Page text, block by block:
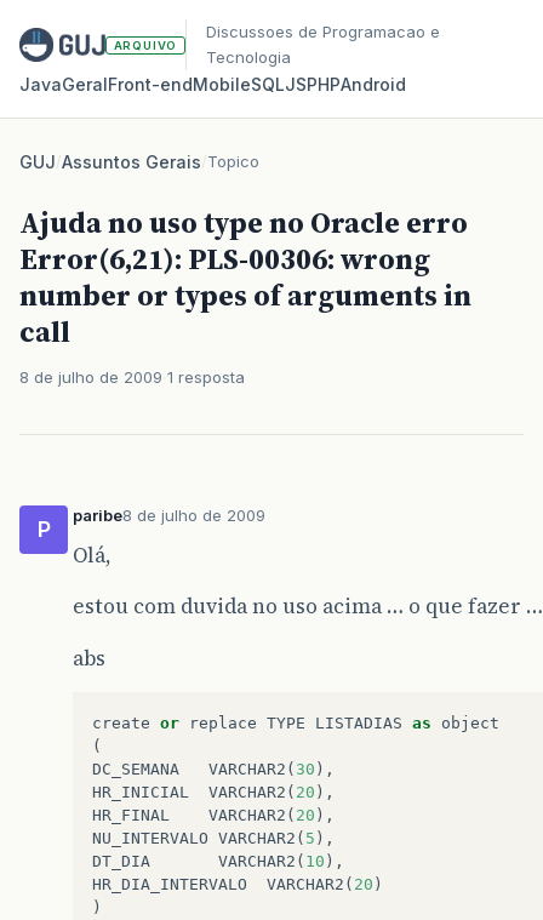
ARQUIVO
Discussoes de Programacao e
Tecnologia
JavaGeralFront‑endMobileSQLJSPHPAndroid
GUJ/Assuntos Gerais/Topico
Ajuda no uso type no Oracle erro
Error(6,21): PLS-00306: wrong
number or types of arguments in
call
8 de julho de 2009 1 resposta
P
paribe8 de julho de 2009
Olá,
estou com duvida no uso acima … o que fazer …
abs
create or replace TYPE LISTADIAS as
object
(
DC_SEMANA
VARCHAR2 ( 30 ),
HR_INICIAL
VARCHAR2 ( 20 ),
HR_FINAL
VARCHAR2 ( 20 ),
NU_INTERVALO VARCHAR2 ( 5 ),
DT_DIA
VARCHAR2 ( 10 ),
HR_DIA_INTERVALO
VARCHAR2 ( 20 )
)